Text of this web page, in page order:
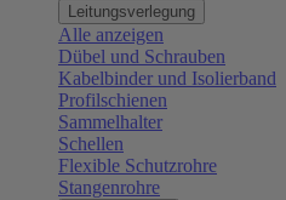
Leitungsverlegung
Alle anzeigen
Dübel und Schrauben
Kabelbinder und Isolierband
Profilschienen
Sammelhalter
Schellen
Flexible Schutzrohre
Stangenrohre